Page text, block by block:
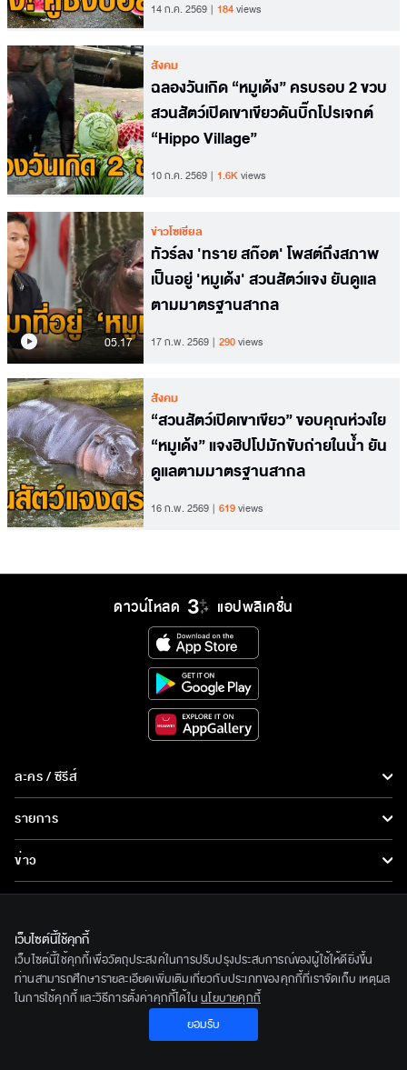
14 ก.ค. 2569 184views
สังคม
ฉลองวันเกิด “หมูเด้ง” ครบรอบ 2 ขวบ
สวนสัตว์เปิดเขาเขียวดันบิ๊กโปรเจกต์
“Hippo Village”
10 ก.ค. 2569 1.6Kviews
05.17
ข่าวโซเชียล
ทัวร์ลง 'ทราย สก๊อต' โพสต์ถึงสภาพ
เป็นอยู่ 'หมูเด้ง' สวนสัตว์แจง ยันดูแล
ตามมาตรฐานสากล
17 ก.พ. 2569 290views
สังคม
“สวนสัตว์เปิดเขาเขียว” ขอบคุณห่วงใย
“หมูเด้ง” แจงฮิปโปมักขับถ่ายในน้ำ ยัน
ดูแลตามมาตรฐานสากล
16 ก.พ. 2569 619views
ดาวน์โหลด แอปพลิเคชั่น
ละคร / ซีรีส์
ละคร/ซีรีส์
ซีรีส์นานาชาติ
การ์ตูน & เกม
รายการ
รายการทั้งหมด
ข่าว
ข่าวทั้งหมด
ข่าวประชาสัมพันธ์
ทีวีออนไลน์
เกี่ยวกับเรา
BEC World
รู้จักเรา
ติดตามเราได้ที่
© 2020 Bangkok Entertainment Co.,Ltd. All Rights Reserved.
เว็บไซต์นี้ใช้คุกกี้
เว็บไซต์นี้ใช้คุกกี้เพื่อวัตถุประสงค์ในการปรับปรุงประสบการณ์ของผู้ใช้ให้ดียิ่งขึ้น
ท่านสามารถศึกษารายละเอียดเพิ่มเติมเกี่ยวกับประเภทของคุกกี้ที่เราจัดเก็บ เหตุผล
ในการใช้คุกกี้ และวิธีการตั้งค่าคุกกี้ได้ใน นโยบายคุกกี้
ยอมรับ